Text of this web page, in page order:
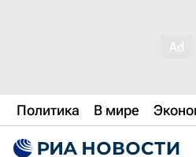
Политика В мире